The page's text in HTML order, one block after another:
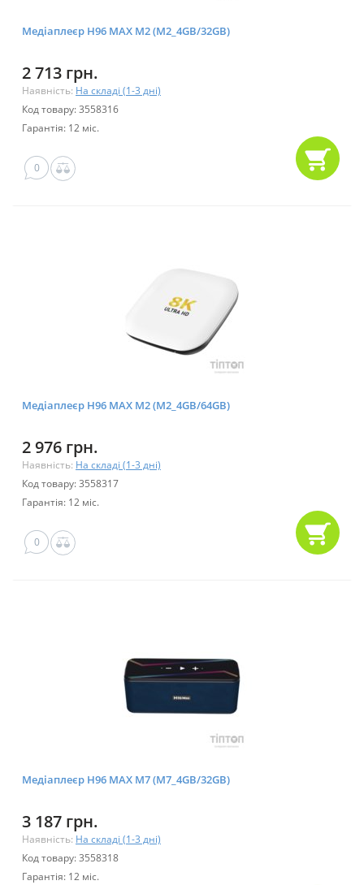
Медіаплеєр H96 MAX M2 (M2_4GB/32GB)
2 713 грн.
Наявність: На складі (1-3 дні)
Код товару: 3558316
Гарантія: 12 міс.
0
Медіаплеєр H96 MAX M2 (M2_4GB/64GB)
2 976 грн.
Наявність: На складі (1-3 дні)
Код товару: 3558317
Гарантія: 12 міс.
0
Медіаплеєр H96 MAX M7 (M7_4GB/32GB)
3 187 грн.
Наявність: На складі (1-3 дні)
Код товару: 3558318
Гарантія: 12 міс.